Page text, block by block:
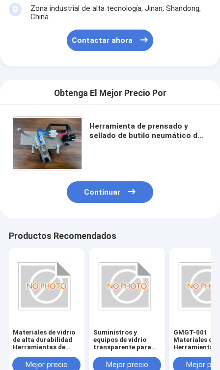
Zona industrial de alta tecnología, Jinan, Shandong,
China
Contactar ahora
Obtenga El Mejor Precio Por
Herramienta de prensado y
sellado de butilo neumático de
Continuar
Productos Recomendados
Materiales de vidrio
de alta durabilidad
Herramientas de
los arañazos y
Mejor precio
Suministros y
equipos de vidrio
transparente para
de vidrioMejor precio
GMGT-001
Materiales de
Herramientas
VariosMejor